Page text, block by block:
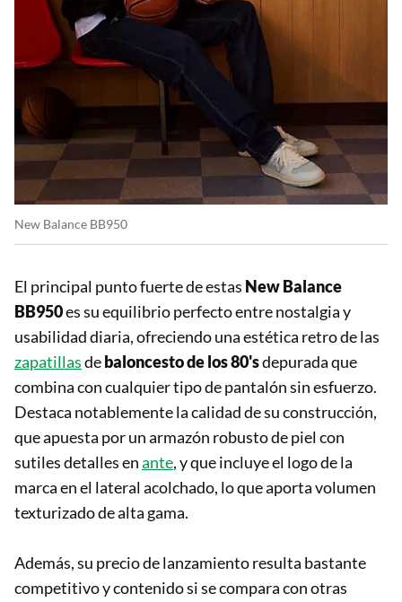
New Balance BB950
El principal punto fuerte de estas New Balance
BB950es su equilibrio perfecto entre nostalgia y
usabilidad diaria, ofreciendo una estética retro de las
zapatillasdebaloncesto de los 80'sdepurada que
combina con cualquier tipo de pantalón sin esfuerzo.
Destaca notablemente la calidad de su construcción,
que apuesta por un armazón robusto de piel con
sutiles detalles enante, y que incluye el logo de la
marca en el lateral acolchado, lo que aporta volumen
texturizado de alta gama.
Además, su precio de lanzamiento resulta bastante
competitivo y contenido si se compara con otras